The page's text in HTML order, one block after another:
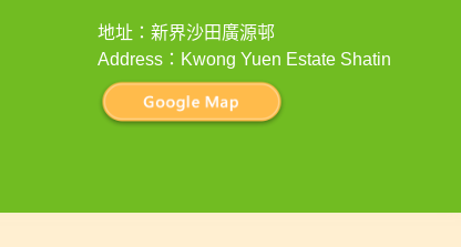
地址：新界沙田廣源邨
Address：Kwong Yuen Estate Shatin